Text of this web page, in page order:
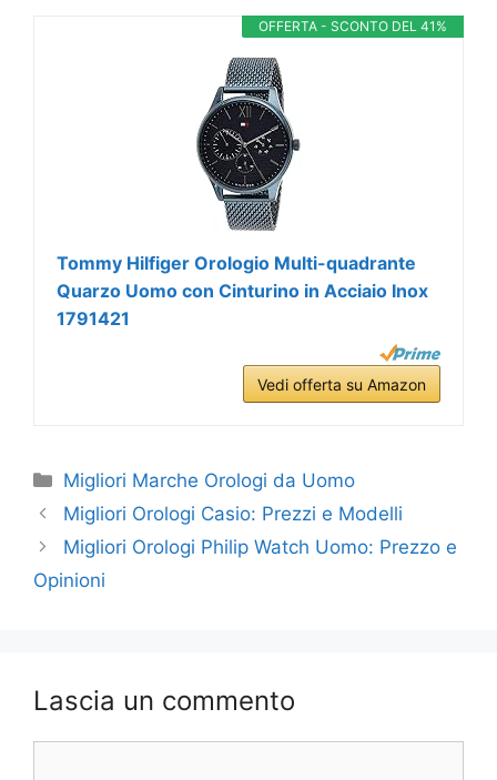
OFFERTA - SCONTO DEL 41%
Tommy Hilfiger Orologio Multi-quadrante
Quarzo Uomo con Cinturino in Acciaio Inox
1791421
Vedi offerta su Amazon
Categorie
Migliori Marche Orologi da Uomo
Migliori Orologi Casio: Prezzi e Modelli
Migliori Orologi Philip Watch Uomo: Prezzo e
Opinioni
Lascia un commento